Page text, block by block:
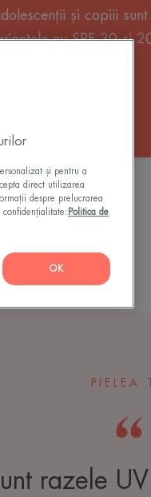
și copiii
cu SPF 30 și
la culoare.
PIELEA
razele
și pentru a
direct utilizarea
despre prelucrarea
Politica de
OK